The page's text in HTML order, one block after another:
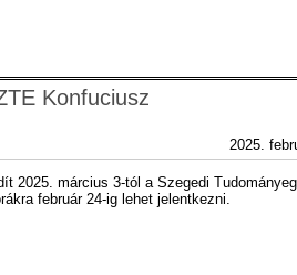
Konfuciusz
2025.
2025. március 3-tól a Szegedi
február 24-ig lehet jelentkezni.